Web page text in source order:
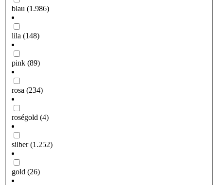
blau (1.986)
lila (148)
pink (89)
rosa (234)
roségold (4)
silber(1.252)
gold (26)